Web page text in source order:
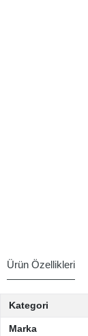
Ürün Özellikleri
Kategori
Marka